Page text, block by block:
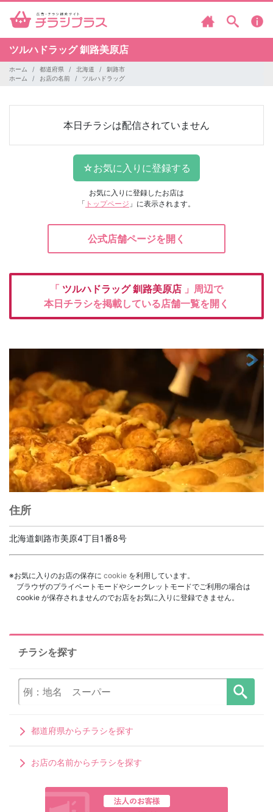
ツルハドラッグ釧路美原店
ホーム 都道府県 北海道
釧路市
ホーム
お店の名前 ツルハドラッグ
本日チラシは配信されていません
お気に入りに登録したお店は
「 トップページ 」に表示されます。
公式店舗ページを開く
「 ツルハドラッグ釧路美原店 」周辺で
本日チラシを掲載している店舗一覧を開く
住所
北海道釧路市美原4丁目1番8号
※お気に入りのお店の保存に cookie を利用しています。
ブラウザのプライベートモードやシークレットモードでご利用の場合は
cookie が保存されませんのでお店をお気に入りに登録できません。
チラシを探す
都道府県からチラシを探す
お店の名前からチラシを探す